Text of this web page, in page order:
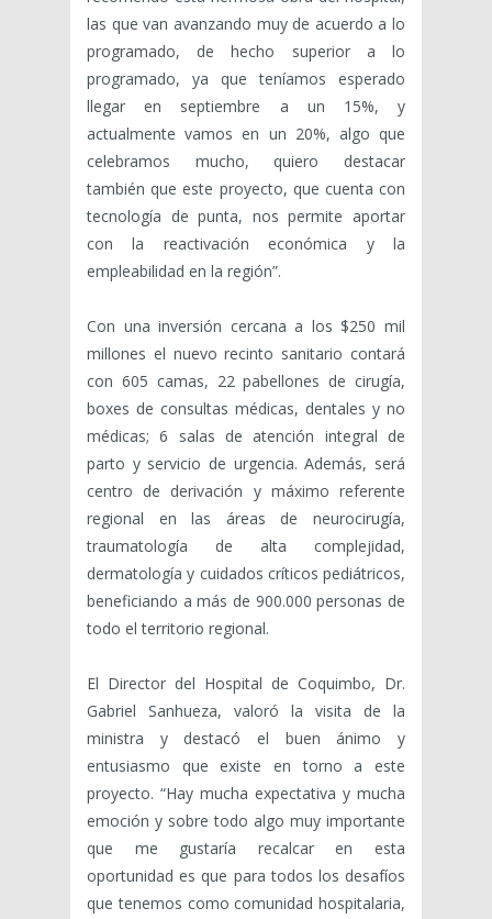
las que van avanzando muy de acuerdo a lo
programado, de hecho superior a lo
programado, ya que teníamos esperado
llegar en septiembre a un 15%, y
actualmente vamos en un 20%, algo que
celebramos mucho, quiero destacar
también que este proyecto, que cuenta con
tecnología de punta, nos permite aportar
con la reactivación económica y la
empleabilidad en la región”.
Con una inversión cercana a los $250 mil
millones el nuevo recinto sanitario contará
con 605 camas, 22 pabellones de cirugía,
boxes de consultas médicas, dentales y no
médicas; 6 salas de atención integral de
parto y servicio de urgencia. Además, será
centro de derivación y máximo referente
regional en las áreas de neurocirugía,
traumatología de alta complejidad,
dermatología y cuidados críticos pediátricos,
beneficiando a más de 900.000 personas de
todo el territorio regional.
El Director del Hospital de Coquimbo, Dr.
Gabriel Sanhueza, valoró la visita de la
ministra y destacó el buen ánimo y
entusiasmo que existe en torno a este
proyecto. “Hay mucha expectativa y mucha
emoción y sobre todo algo muy importante
que me gustaría recalcar en esta
oportunidad es que para todos los desafíos
que tenemos como comunidad hospitalaria,